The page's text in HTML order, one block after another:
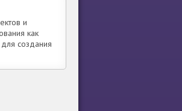
и
как
создания